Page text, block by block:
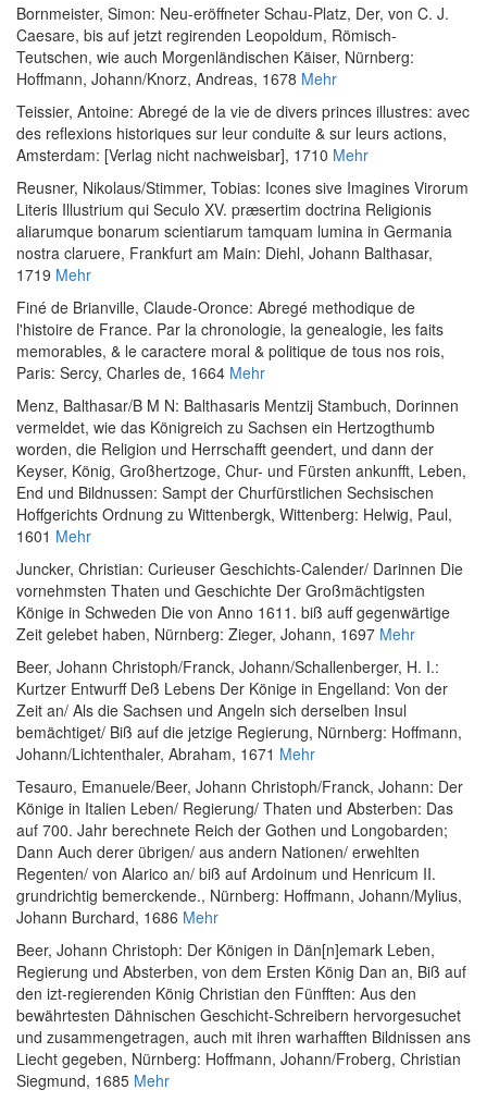
Bornmeister, Simon: Neu-eröffneter Schau-Platz, Der, von C. J.
Caesare, bis auf jetzt regirenden Leopoldum, Römisch-
Teutschen, wie auch Morgenländischen Käiser, Nürnberg:
Hoffmann, Johann/Knorz, Andreas, 1678 Mehr
Teissier, Antoine: Abregé de la vie de divers princes illustres: avec
des reflexions historiques sur leur conduite & sur leurs actions,
Amsterdam: [Verlag nicht nachweisbar], 1710 Mehr
Reusner, Nikolaus/Stimmer, Tobias: Icones sive Imagines Virorum
Literis Illustrium qui Seculo XV. præsertim doctrina Religionis
aliarumque bonarum scientiarum tamquam lumina in Germania
nostra claruere, Frankfurt am Main: Diehl, Johann Balthasar,
1719 Mehr
Finé de Brianville, Claude-Oronce: Abregé methodique de
l'histoire de France. Par la chronologie, la genealogie, les faits
memorables, & le caractere moral & politique de tous nos rois,
Paris: Sercy, Charles de, 1664 Mehr
Menz, Balthasar/B M N: Balthasaris Mentzij Stambuch, Dorinnen
vermeldet, wie das Königreich zu Sachsen ein Hertzogthumb
worden, die Religion und Herrschafft geendert, und dann der
Keyser, König, Großhertzoge, Chur- und Fürsten ankunfft, Leben,
End und Bildnussen: Sampt der Churfürstlichen Sechsischen
Hoffgerichts Ordnung zu Wittenbergk, Wittenberg: Helwig, Paul,
1601 Mehr
Juncker, Christian: Curieuser Geschichts-Calender/ Darinnen Die
vornehmsten Thaten und Geschichte Der Großmächtigsten
Könige in Schweden Die von Anno 1611. biß auff gegenwärtige
Zeit gelebet haben, Nürnberg: Zieger, Johann, 1697 Mehr
Beer, Johann Christoph/Franck, Johann/Schallenberger, H. I.:
Kurtzer Entwurff Deß Lebens Der Könige in Engelland: Von der
Zeit an/ Als die Sachsen und Angeln sich derselben Insul
bemächtiget/ Biß auf die jetzige Regierung, Nürnberg: Hoffmann,
Johann/Lichtenthaler, Abraham, 1671 Mehr
Tesauro, Emanuele/Beer, Johann Christoph/Franck, Johann: Der
Könige in Italien Leben/ Regierung/ Thaten und Absterben: Das
auf 700. Jahr berechnete Reich der Gothen und Longobarden;
Dann Auch derer übrigen/ aus andern Nationen/ erwehlten
Regenten/ von Alarico an/ biß auf Ardoinum und Henricum II.
grundrichtig bemerckende., Nürnberg: Hoffmann, Johann/Mylius,
Johann Burchard, 1686 Mehr
Beer, Johann Christoph: Der Königen in Dän[n]emark Leben,
Regierung und Absterben, von dem Ersten König Dan an, Biß auf
den izt-regierenden König Christian den Fünfften: Aus den
bewährtesten Dähnischen Geschicht-Schreibern hervorgesuchet
und zusammengetragen, auch mit ihren warhafften Bildnissen ans
Liecht gegeben, Nürnberg: Hoffmann, Johann/Froberg, Christian
Siegmund, 1685 Mehr